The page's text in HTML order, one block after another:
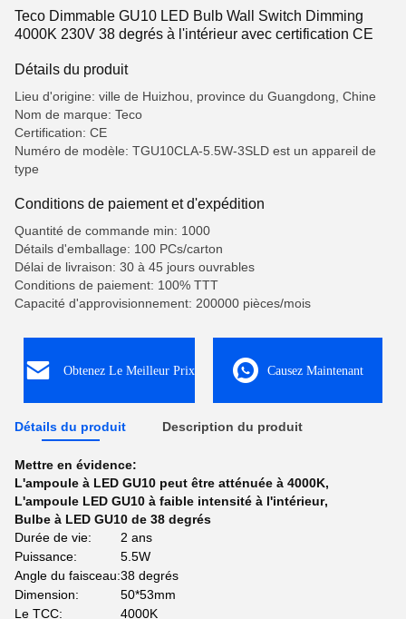
Teco Dimmable GU10 LED Bulb Wall Switch Dimming
4000K 230V 38 degrés à l'intérieur avec certification CE
Détails du produit
Lieu d'origine: ville de Huizhou, province du Guangdong, Chine
Nom de marque: Teco
Certification: CE
Numéro de modèle: TGU10CLA-5.5W-3SLD est un appareil de
type
Conditions de paiement et d'expédition
Quantité de commande min: 1000
Détails d'emballage: 100 PCs/carton
Délai de livraison: 30 à 45 jours ouvrables
Conditions de paiement: 100% TTT
Capacité d'approvisionnement: 200000 pièces/mois
Obtenez Le Meilleur Prix Causez Maintenant
Détails du produit Description du produit
Mettre en évidence:
L'ampoule à LED GU10 peut être atténuée à 4000K,
L'ampoule LED GU10 à faible intensité à l'intérieur,
Bulbe à LED GU10 de 38 degrés
Durée de vie:
2 ans
Puissance:
5.5W
Angle du faisceau:38 degrés
Dimension:
50*53mm
Le TCC:
4000K